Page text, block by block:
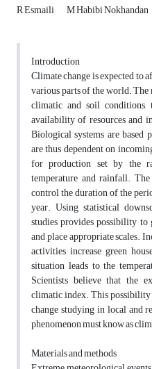
R Esmaili M Habibi Nokhandan
Introduction
Climate change is expected
various parts of the world.
climatic and soil
availability of resources and
Biological systems are
are thus dependent on
for production set by the
temperature and rainfall.
control the duration of the
year. Using statistical
studies provides possibility to
and place appropriate scales.
activities increase green
situation leads to the
Scientists believe that the
climatic index. This
change studying in local and
phenomenon must know as
Materials and methods